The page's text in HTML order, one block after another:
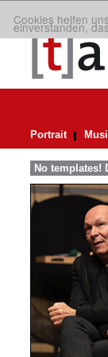
Cookies helfen
einverstanden,
Portrait
No templates!